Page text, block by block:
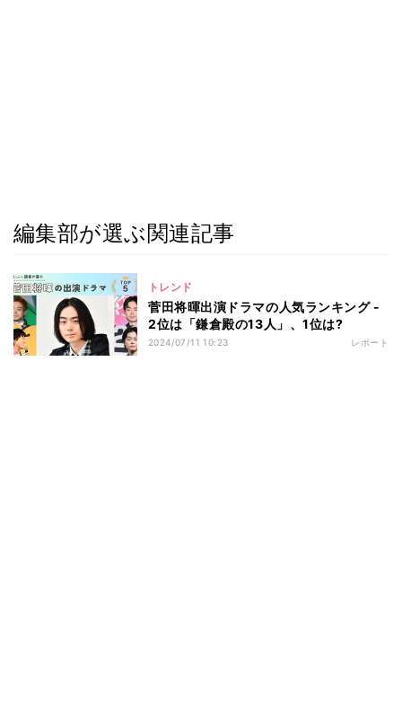
編集部が選ぶ関連記事
トレンド
菅田将暉出演ドラマの人気ランキング -
2位は「鎌倉殿の13人」、1位は?
2024/07/11 10:23 レポート